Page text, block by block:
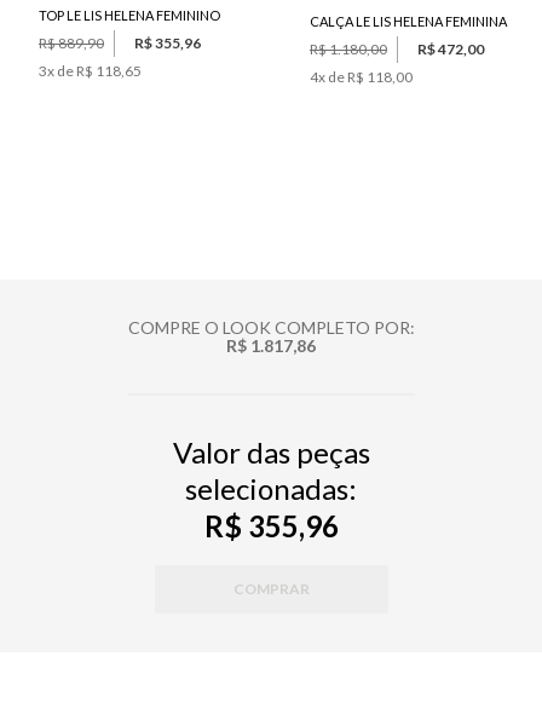
TOP LE LIS HELENA FEMININO
R$ 889,90
R$ 355,96
3x de R$ 118,65
CALÇA LE LIS HELENA FEMININA
R$ 1.180,00
R$ 472,00
4x de R$ 118,00
COMPRE O LOOK COMPLETO POR:
R$ 1.817,86
Valor das peças
selecionadas:
R$ 355,96
COMPRAR